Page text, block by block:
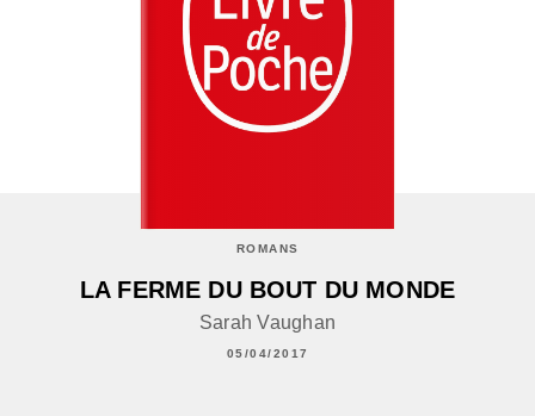
ROMANS
LA FERME DU BOUT DU MONDE
Sarah Vaughan
05/04/2017